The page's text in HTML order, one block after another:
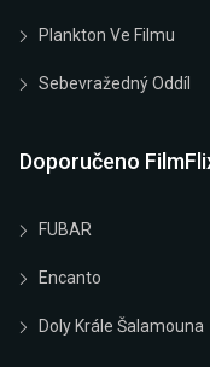
Plankton Ve Filmu
Sebevražedný Oddíl
Doporučeno
FUBAR
Encanto
Doly Krále Šalamouna